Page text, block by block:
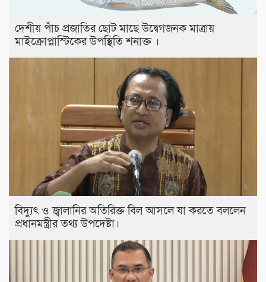
দেশীয় পাঁচ প্রজাতির ছোট মাছে উদ্বেগজনক মাত্রায়
মাইক্রোপ্লাস্টিকের উপস্থিতি শনাক্ত ।
বিদ্যুৎ ও জ্বালানির অতিরিক্ত বিল আসলে যা করতে বললেন
প্রধানমন্ত্রীর তথ্য উপদেষ্টা।